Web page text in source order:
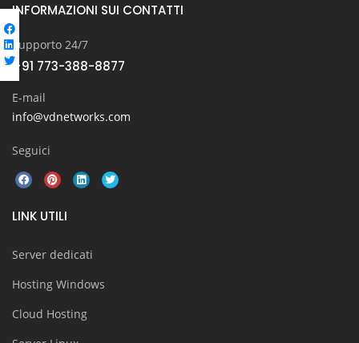
INFORMAZIONI SUI CONTATTI
Supporto 24/7
+91 773-388-8877
E-mail
info@vdnetworks.com
Seguici
LINK UTILI
Server dedicati
Hosting Windows
Cloud Hosting